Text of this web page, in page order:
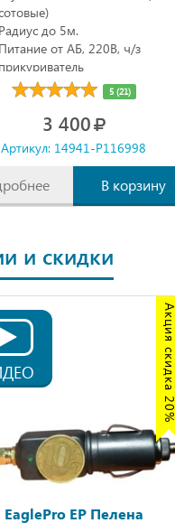
до 5м.
от АБ, 220В, ч/з
до 1,5час.
5 (21)
3 400
Артикул: 14941-P116998
В корзину
и скидки
Акция скидка 20%
EaglePro EP Пелена